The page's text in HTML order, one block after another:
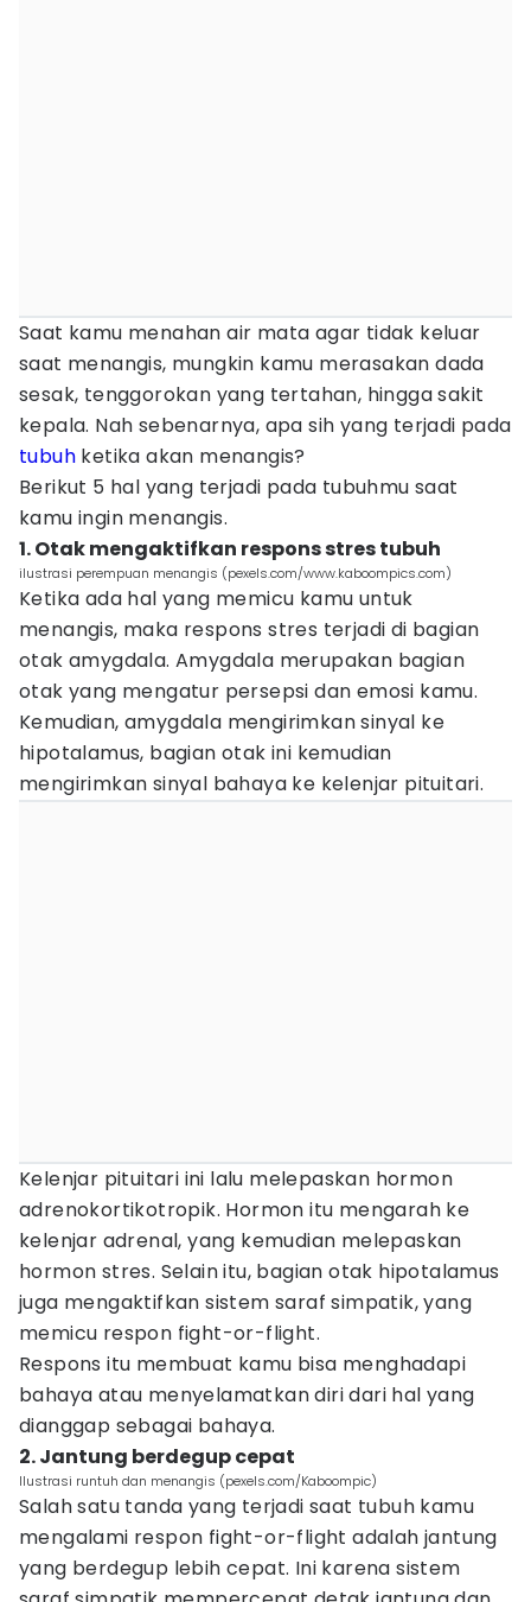
Saat kamu menahan air mata agar tidak keluar
saat menangis, mungkin kamu merasakan dada
sesak, tenggorokan yang tertahan, hingga sakit
kepala. Nah sebenarnya, apa sih yang terjadi pada
tubuh ketika akan menangis?
Berikut 5 hal yang terjadi pada tubuhmu saat
kamu ingin menangis.
1. Otak mengaktifkan respons stres tubuh
ilustrasi perempuan menangis (pexels.com/www.kaboompics.com)
Ketika ada hal yang memicu kamu untuk
menangis, maka respons stres terjadi di bagian
otak amygdala. Amygdala merupakan bagian
otak yang mengatur persepsi dan emosi kamu.
Kemudian, amygdala mengirimkan sinyal ke
hipotalamus, bagian otak ini kemudian
mengirimkan sinyal bahaya ke kelenjar pituitari.
Kelenjar pituitari ini lalu melepaskan hormon
adrenokortikotropik. Hormon itu mengarah ke
kelenjar adrenal, yang kemudian melepaskan
hormon stres. Selain itu, bagian otak hipotalamus
juga mengaktifkan sistem saraf simpatik, yang
memicu respon fight-or-flight.
Respons itu membuat kamu bisa menghadapi
bahaya atau menyelamatkan diri dari hal yang
dianggap sebagai bahaya.
2. Jantung berdegup cepat
Ilustrasi runtuh dan menangis (pexels.com/Kaboompic)
Salah satu tanda yang terjadi saat tubuh kamu
mengalami respon fight-or-flight adalah jantung
yang berdegup lebih cepat. Ini karena sistem